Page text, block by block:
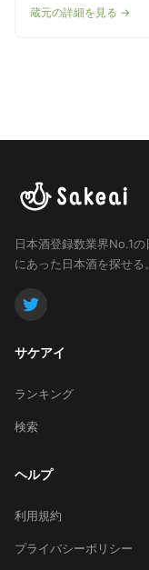
蔵元の詳細を見る →
日本酒登録数業界No.1の
にあった日本酒を探せる。
サケアイ
ランキング
検索
ヘルプ
利用規約
プライバシーポリシー